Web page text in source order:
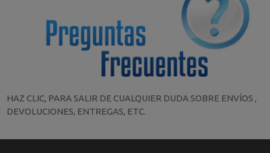
HAZ CLIC, PARA SALIR DE CUALQUIER DUDA SOBRE ENVÍOS ,
DEVOLUCIONES, ENTREGAS, ETC.